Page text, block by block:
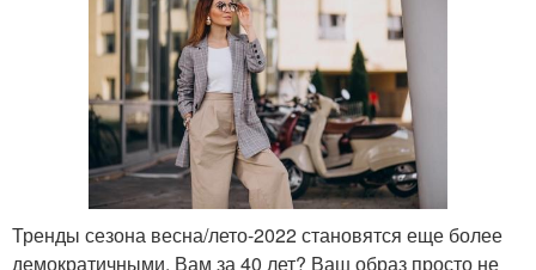
Тренды сезона весна/лето-2022 становятся еще более
демократичными. Вам за 40 лет? Ваш образ просто не